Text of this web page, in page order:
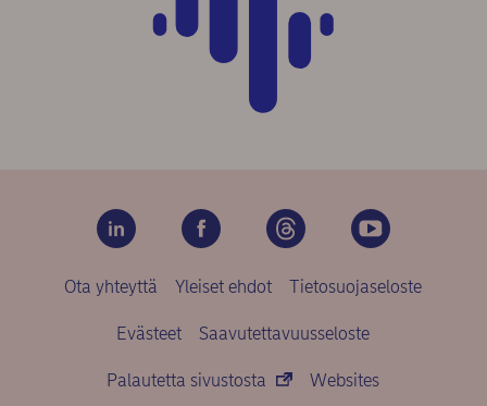
Ota yhteyttä Yleiset ehdot Tietosuojaseloste
Evästeet Saavutettavuusseloste
Palautetta sivustosta Websites